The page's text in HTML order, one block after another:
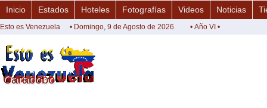
Carabobo
Carabobo
Inicio Estados Hoteles Fotografías Videos Noticias
Esto es Venezuela • Domingo, 9 de Agosto de 2026 • Año VI •